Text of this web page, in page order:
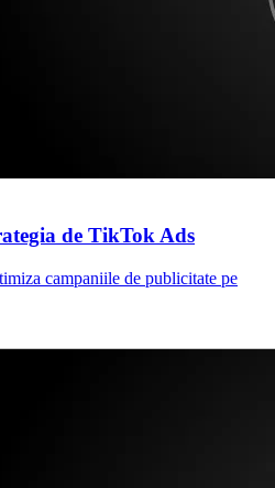
de TikTok Ads
campaniile de publicitate pe